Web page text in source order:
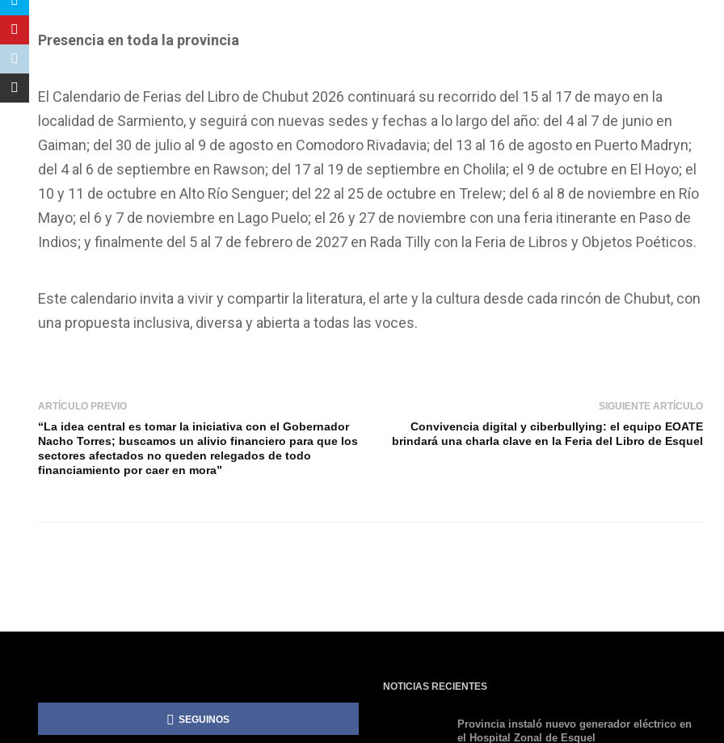
Presencia en toda la provincia
El Calendario de Ferias del Libro de Chubut 2026 continuará su recorrido del 15 al 17 de mayo en la
localidad de Sarmiento, y seguirá con nuevas sedes y fechas a lo largo del año: del 4 al 7 de junio en
Gaiman; del 30 de julio al 9 de agosto en Comodoro Rivadavia; del 13 al 16 de agosto en Puerto Madryn;
del 4 al 6 de septiembre en Rawson; del 17 al 19 de septiembre en Cholila; el 9 de octubre en El Hoyo; el
10 y 11 de octubre en Alto Río Senguer; del 22 al 25 de octubre en Trelew; del 6 al 8 de noviembre en Río
Mayo; el 6 y 7 de noviembre en Lago Puelo; el 26 y 27 de noviembre con una feria itinerante en Paso de
Indios; y finalmente del 5 al 7 de febrero de 2027 en Rada Tilly con la Feria de Libros y Objetos Poéticos.
Este calendario invita a vivir y compartir la literatura, el arte y la cultura desde cada rincón de Chubut, con
una propuesta inclusiva, diversa y abierta a todas las voces.
ARTÍCULO PREVIO
“La idea central es tomar la iniciativa con el Gobernador
Nacho Torres; buscamos un alivio financiero para que los
sectores afectados no queden relegados de todo
financiamiento por caer en mora”
SIGUIENTE ARTÍCULO
Convivencia digital y ciberbullying: el equipo EOATE
brindará una charla clave en la Feria del Libro de Esquel
SEGUINOS
NOTICIAS RECIENTES
Provincia instaló nuevo generador eléctrico en
el Hospital Zonal de Esquel